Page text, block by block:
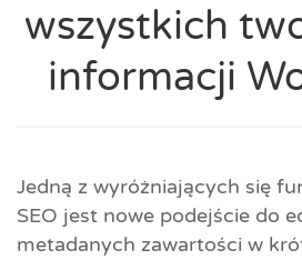
wszystkich
informacji
Jedną z wyróżniających się
SEO jest nowe podejście do
metadanych zawartości w